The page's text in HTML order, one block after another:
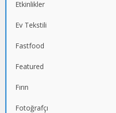
Etkinlikler
Ev Tekstili
Fastfood
Featured
Fırın
Fotoğrafçı